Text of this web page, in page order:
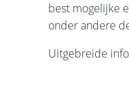
best mogelijke
onder andere
Uitgebreide